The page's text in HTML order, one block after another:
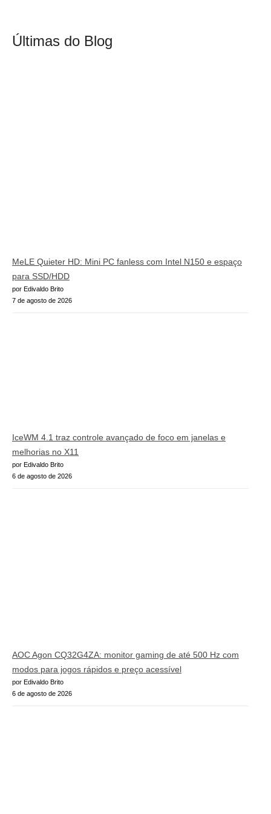
Últimas do Blog
MeLE Quieter HD: Mini PC fanless com Intel N150 e espaço
para SSD/HDD
por Edivaldo Brito
7 de agosto de 2026
IceWM 4.1 traz controle avançado de foco em janelas e
melhorias no X11
por Edivaldo Brito
6 de agosto de 2026
AOC Agon CQ32G4ZA: monitor gaming de até 500 Hz com
modos para jogos rápidos e preço acessível
por Edivaldo Brito
6 de agosto de 2026